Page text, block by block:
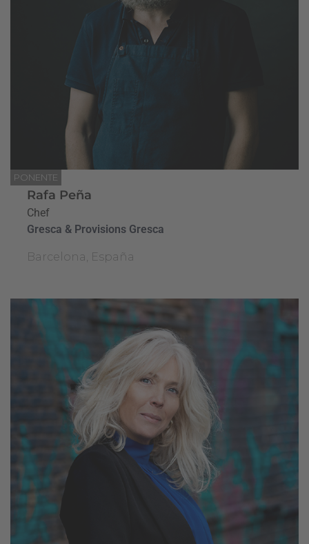
PONENTE
Rafa Peña
Chef
Gresca & Provisions Gresca
Barcelona, España